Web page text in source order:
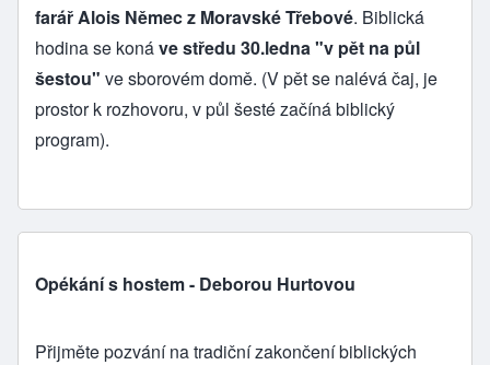
farář Alois Němec z Moravské Třebové. Biblická
hodina se konáve středu 30.ledna "v pět na půl
šestou" ve sborovém domě. (V pět se nalévá čaj, je
prostor k rozhovoru, v půl šesté začíná biblický
program).
Opékání s hostem - Deborou Hurtovou
Přijměte pozvání na tradiční zakončení biblických